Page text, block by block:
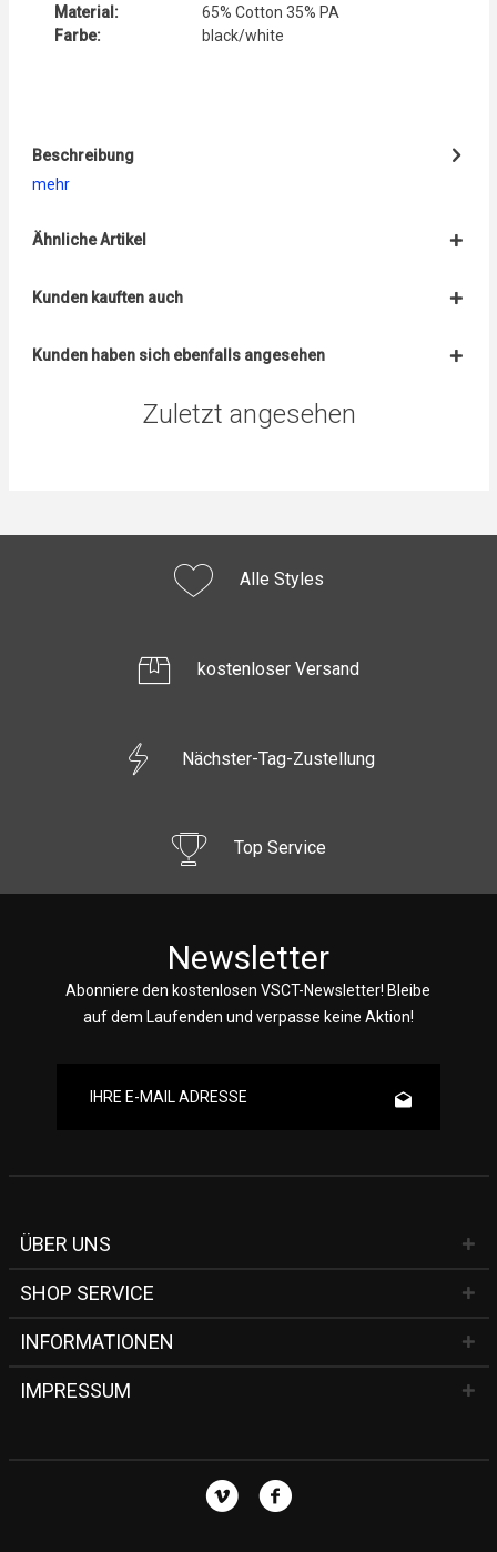
Material:
65% Cotton 35% PA
Farbe:
black/white
Beschreibung
mehr
Ähnliche Artikel
Kunden kauften auch
Kunden haben sich ebenfalls angesehen
Zuletzt angesehen
Alle Styles
kostenloser Versand
Nächster-Tag-Zustellung
Top Service
Newsletter
Abonniere den kostenlosen VSCT-Newsletter! Bleibe
auf dem Laufenden und verpasse keine Aktion!
ÜBER UNS
SHOP SERVICE
INFORMATIONEN
IMPRESSUM